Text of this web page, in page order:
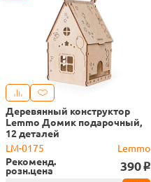
Деревянный конструктор
Lemmo Домик подарочный,
12 деталей
LM-0175
Lemmo
Рекоменд.
розн.цена 390 o